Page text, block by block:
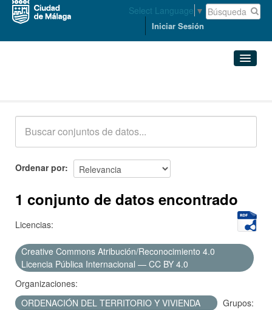
Select Language ▼
Iniciar Sesión
Acerca de
Ordenar por
1 conjunto de datos encontrado
Licencias:
Creative Commons Atribución/Reconocimiento 4.0
Licencia Pública Internacional — CC BY 4.0
Organizaciones:
ORDENACIÓN DEL TERRITORIO Y VIVIENDA
Grupos: